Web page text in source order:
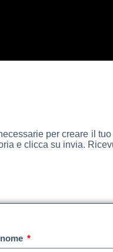
per creare il
e clicca su invia.